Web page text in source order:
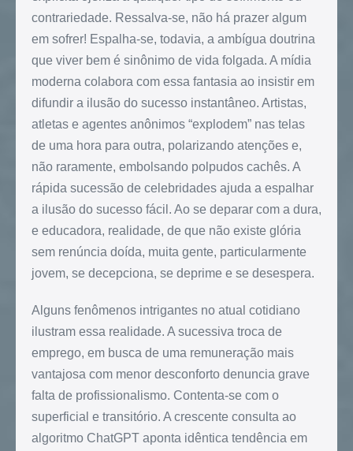
contrariedade. Ressalva-se, não há prazer algum
em sofrer! Espalha-se, todavia, a ambígua doutrina
que viver bem é sinônimo de vida folgada. A mídia
moderna colabora com essa fantasia ao insistir em
difundir a ilusão do sucesso instantâneo. Artistas,
atletas e agentes anônimos “explodem” nas telas
de uma hora para outra, polarizando atenções e,
não raramente, embolsando polpudos cachês. A
rápida sucessão de celebridades ajuda a espalhar
a ilusão do sucesso fácil. Ao se deparar com a dura,
e educadora, realidade, de que não existe glória
sem renúncia doída, muita gente, particularmente
jovem, se decepciona, se deprime e se desespera.
Alguns fenômenos intrigantes no atual cotidiano
ilustram essa realidade. A sucessiva troca de
emprego, em busca de uma remuneração mais
vantajosa com menor desconforto denuncia grave
falta de profissionalismo. Contenta-se com o
superficial e transitório. A crescente consulta ao
algoritmo ChatGPT aponta idêntica tendência em